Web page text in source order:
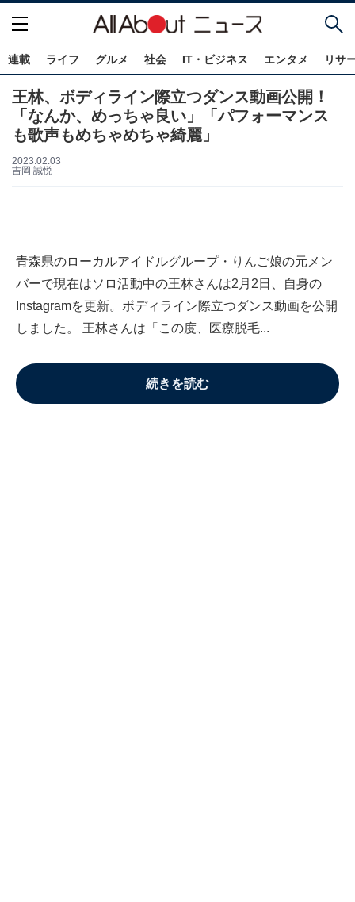
連載 ライフ グルメ 社会 IT・ビジネス エンタメ リサ
王林、ボディライン際立つダンス動画公開！
「なんか、めっちゃ良い」「パフォーマンス
も歌声もめちゃめちゃ綺麗」
2023.02.03
吉岡 誠悦
青森県のローカルアイドルグループ・りんご娘の元メン
バーで現在はソロ活動中の王林さんは2月2日、自身の
Instagramを更新。ボディライン際立つダンス動画を公開
しました。 王林さんは「この度、医療脱毛...
続きを読む